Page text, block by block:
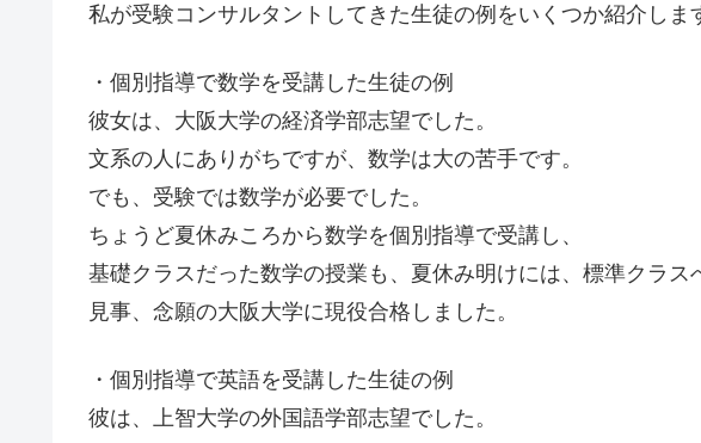
私が受験コンサルタントしてきた生徒の例をいくつか紹介しま
・個別指導で数学を受講した生徒の例
彼女は、大阪大学の経済学部志望でした。
文系の人にありがちですが、数学は大の苦手です。
でも、受験では数学が必要でした。
ちょうど夏休みころから数学を個別指導で受講し、
基礎クラスだった数学の授業も、夏休み明けには、標準クラス
見事、念願の大阪大学に現役合格しました。
・個別指導で英語を受講した生徒の例
彼は、上智大学の外国語学部志望でした。